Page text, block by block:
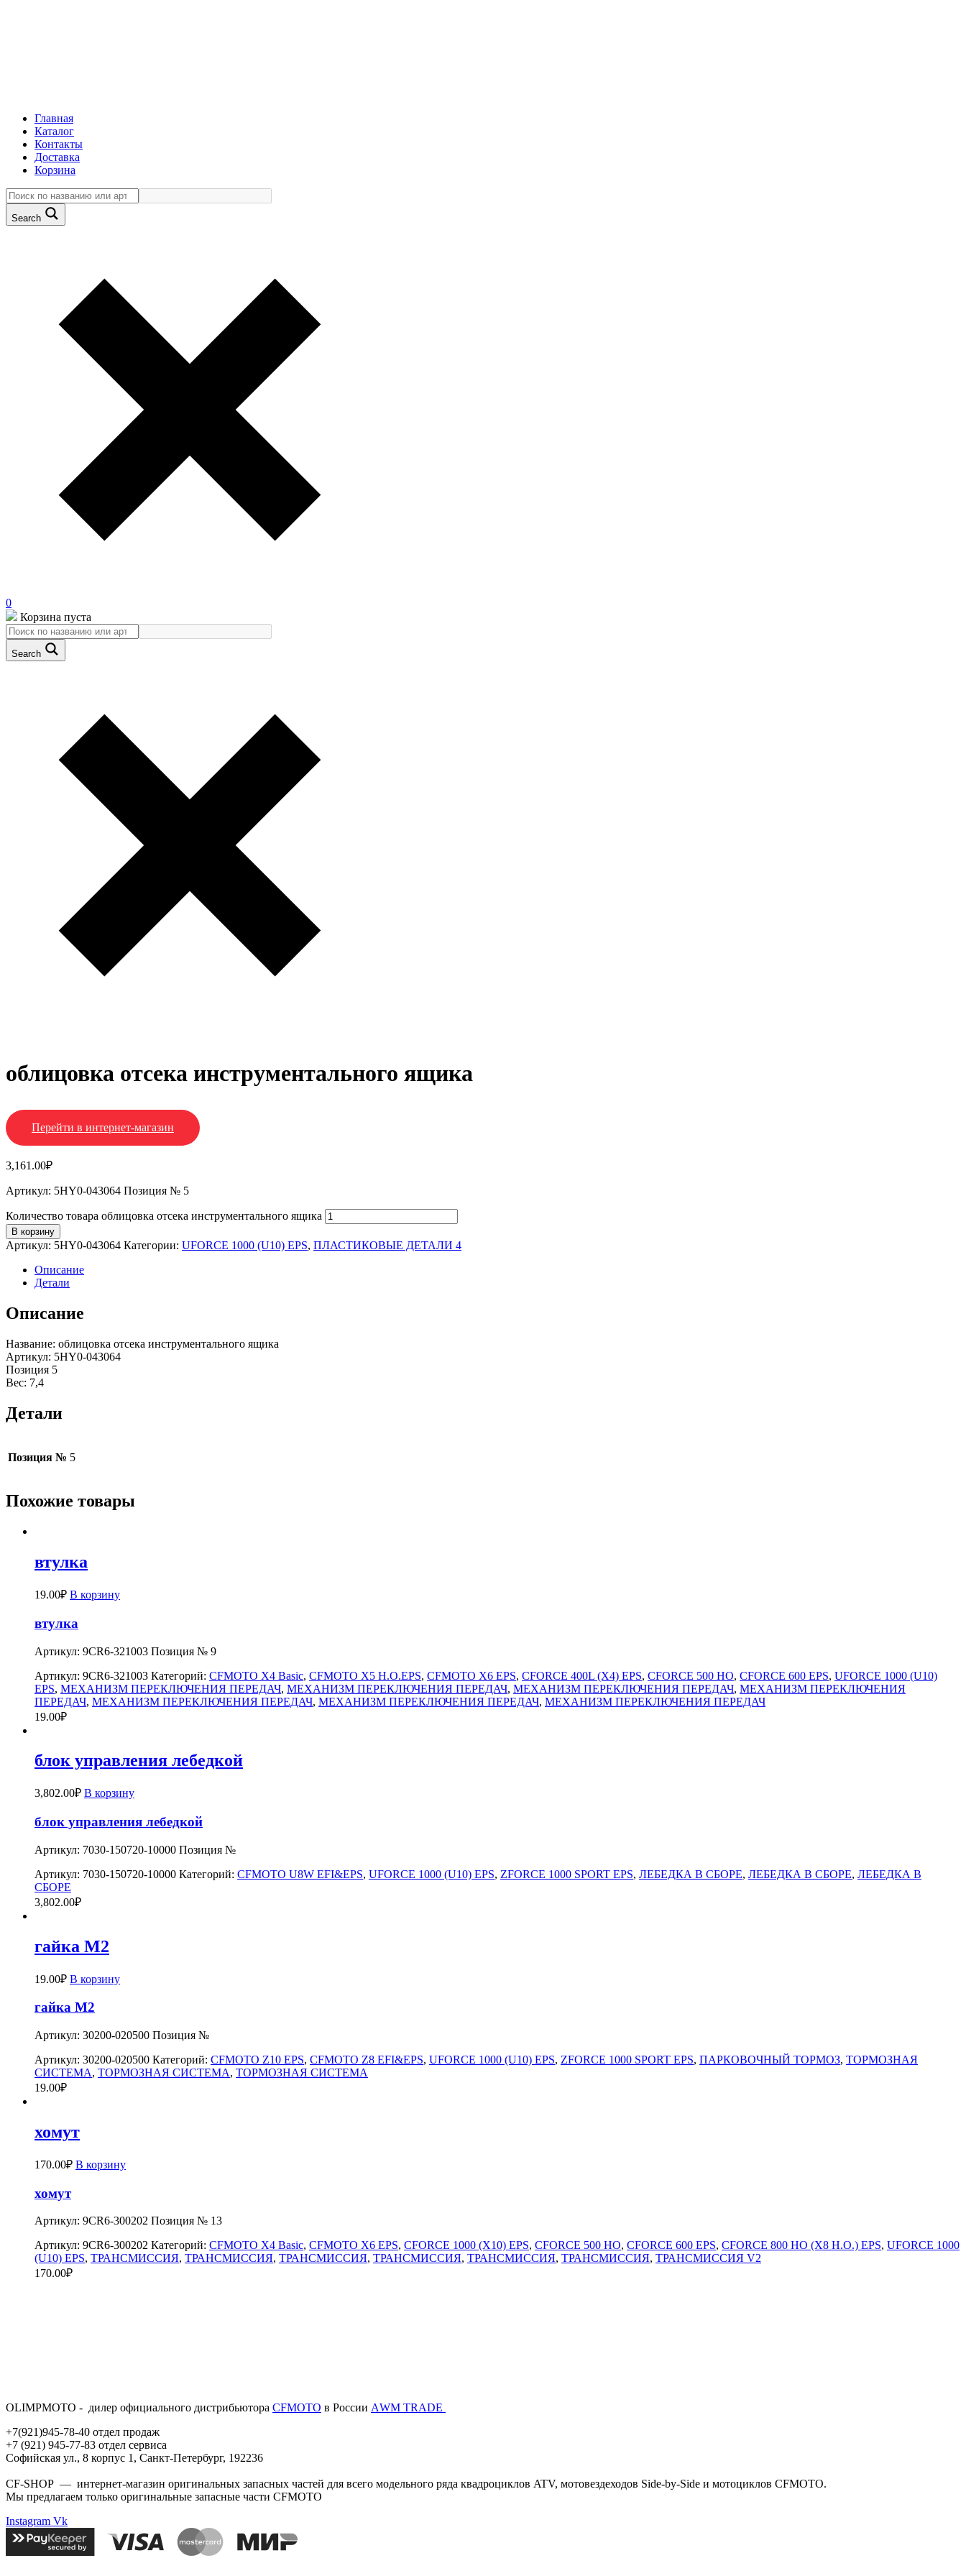
Главная
Каталог
Контакты
Доставка
Корзина
Search
0
Корзина пуста
Search
облицовка отсека инструментального ящика
Перейти в интернет-магазин
3,161.00₽
Артикул: 5HY0-043064 Позиция № 5
Количество товара облицовка отсека инструментального ящика
В корзину
Артикул: 5HY0-043064 Категории: UFORCE 1000 (U10) EPS, ПЛАСТИКОВЫЕ ДЕТАЛИ 4
Описание
Детали
Описание
Название: облицовка отсека инструментального ящика
Артикул: 5HY0-043064
Позиция 5
Вес: 7,4
Детали
Позиция № 5
Похожие товары
втулка
19.00₽ В корзину
втулка
Артикул: 9CR6-321003 Позиция № 9
Артикул: 9CR6-321003 Категорий: CFMOTO X4 Basic, CFMOTO X5 H.O.EPS, CFMOTO X6 EPS, CFORCE 400L (X4) EPS, CFORCE 500 HO, CFORCE 600 EPS, UFORCE 1000 (U10)
EPS, МЕХАНИЗМ ПЕРЕКЛЮЧЕНИЯ ПЕРЕДАЧ, МЕХАНИЗМ ПЕРЕКЛЮЧЕНИЯ ПЕРЕДАЧ, МЕХАНИЗМ ПЕРЕКЛЮЧЕНИЯ ПЕРЕДАЧ, МЕХАНИЗМ ПЕРЕКЛЮЧЕНИЯ
ПЕРЕДАЧ, МЕХАНИЗМ ПЕРЕКЛЮЧЕНИЯ ПЕРЕДАЧ, МЕХАНИЗМ ПЕРЕКЛЮЧЕНИЯ ПЕРЕДАЧ, МЕХАНИЗМ ПЕРЕКЛЮЧЕНИЯ ПЕРЕДАЧ
19.00₽
блок управления лебедкой
3,802.00₽ В корзину
блок управления лебедкой
Артикул: 7030-150720-10000 Позиция №
Артикул: 7030-150720-10000 Категорий: CFMOTO U8W EFI&EPS, UFORCE 1000 (U10) EPS, ZFORCE 1000 SPORT EPS, ЛЕБЕДКА В СБОРЕ, ЛЕБЕДКА В СБОРЕ, ЛЕБЕДКА В
СБОРЕ
3,802.00₽
гайка M2
19.00₽ В корзину
гайка M2
Артикул: 30200-020500 Позиция №
Артикул: 30200-020500 Категорий: CFMOTO Z10 EPS, CFMOTO Z8 EFI&EPS, UFORCE 1000 (U10) EPS, ZFORCE 1000 SPORT EPS, ПАРКОВОЧНЫЙ ТОРМОЗ, ТОРМОЗНАЯ
СИСТЕМА, ТОРМОЗНАЯ СИСТЕМА, ТОРМОЗНАЯ СИСТЕМА
19.00₽
хомут
170.00₽ В корзину
хомут
Артикул: 9CR6-300202 Позиция № 13
Артикул: 9CR6-300202 Категорий: CFMOTO X4 Basic, CFMOTO X6 EPS, CFORCE 1000 (X10) EPS, CFORCE 500 HO, CFORCE 600 EPS, CFORCE 800 HO (X8 H.O.) EPS, UFORCE 1000
(U10) EPS, ТРАНСМИССИЯ, ТРАНСМИССИЯ, ТРАНСМИССИЯ, ТРАНСМИССИЯ, ТРАНСМИССИЯ, ТРАНСМИССИЯ, ТРАНСМИССИЯ V2
170.00₽
OLIMPMOTO - дилер официального дистрибьютора CFMOTO в России АWМ TRADE
+7(921)945-78-40 отдел продаж
+7 (921) 945-77-83 отдел сервиса
Софийская ул., 8 корпус 1, Санкт-Петербург, 192236
CF-SHOP — интернет-магазин оригинальных запасных частей для всего модельного ряда квадроциклов ATV, мотовездеходов Side-by-Side и мотоциклов CFMOTO.
Мы предлагаем только оригинальные запасные части CFMOTO
Instagram Vk